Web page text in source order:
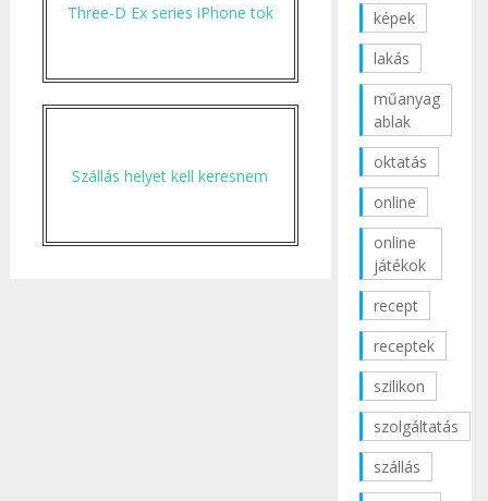
Three-D Ex series iPhone tok
Szállás helyet kell keresnem
képek
lakás
műanyag
ablak
oktatás
online
online
játékok
recept
receptek
szilikon
szolgáltatás
szállás